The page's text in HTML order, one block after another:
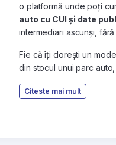
o platformă unde poți
auto cu CUI și date
intermediari ascunși,
Fie că îți dorești un
din stocul unui parc
Citeste mai mult